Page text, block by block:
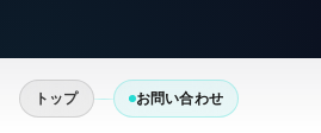
トップ お問い合わせ